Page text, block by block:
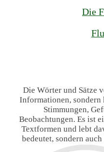
Die
Die Wörter und Sätze
Informationen,
Stimmungen,
Beobachtungen. Es ist
Textformen und lebt
bedeutet, sondern